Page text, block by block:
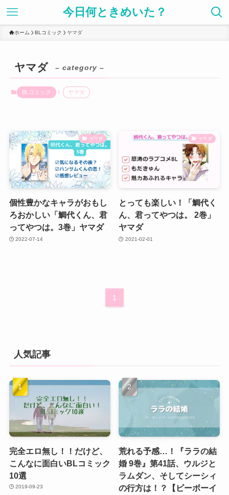
今日何ときめいた？
ホーム BLコミック ヤマダ
ヤマダ – category –
BLコミック ヤマダ
ヤマダ
個性豊かなキャラがおもし
ろおかしい「鯛代くん、君
ってやつは。3巻」ヤマダ
2022-07-14
ヤマダ
とっても楽しい！「鯛代く
ん、君ってやつは。 2巻」
ヤマダ
2021-02-01
1
人気記事
完全エロ無し！！だけど、
こんなに面白いBLコミック
10選
2019-09-23
荒れる予感…！『ララの結
婚 9巻』第41話、ウルジと
ラムダン、そしてシーシィ
の行方は！？【ビーボーイ